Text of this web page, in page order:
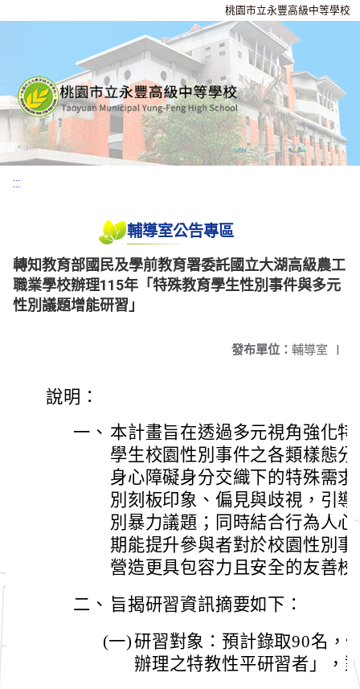
桃園市立永豐高級中等學校
:::
輔導室公告專區
轉知教育部國民及學前教育署委託國立大湖高級農工
職業學校辦理115年「特殊教育學生性別事件與多元
性別議題增能研習」
發布單位： 輔導室 |
說明：
一、 本計畫旨在透過多元視角強化
學生校園性別事件之各類樣態
身心障礙身分交織下的特殊需
別刻板印象、偏見與歧視，引
別暴力議題；同時結合行為人
期能提升參與者對於校園性別
營造更具包容力且安全的友善
二、 旨揭研習資訊摘要如下：
(一)研習對象：預計錄取90名，
辦理之特教性平研習者」，